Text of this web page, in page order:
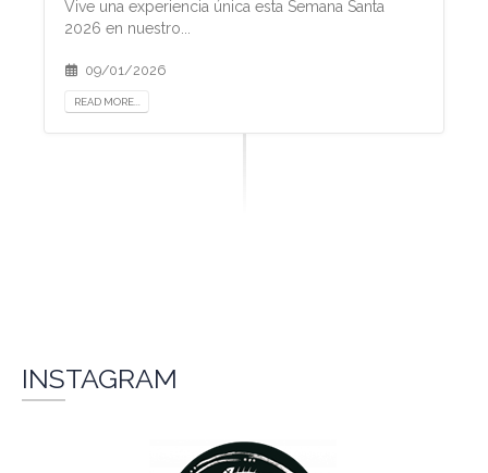
Vive una experiencia única esta Semana Santa
2026 en nuestro...
09/01/2026
READ MORE...
INSTAGRAM